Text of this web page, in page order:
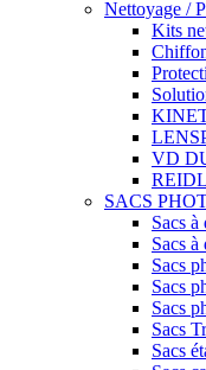
Nettoyage /
Kits
VD
SACS
Sacs
Sacs
Sacs
Sacs
Sacs
Sacs
Sacs